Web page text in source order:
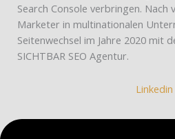
Search Console verbringen. Nach
Marketer in multinationalen
Seitenwechsel im Jahre 2020 mit
SICHTBAR SEO Agentur.
Linkedin